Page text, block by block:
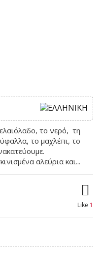
το νερό, τη
το μαχλέπι, το
αλεύρια και...
Like 1